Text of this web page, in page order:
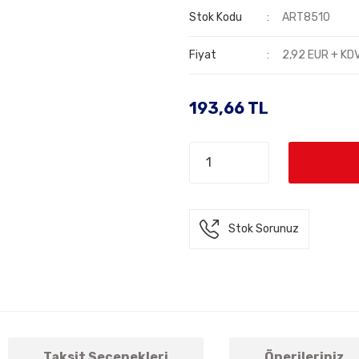
Stok Kodu ART8510
Fiyat 2,92 EUR +
193,66 TL
Stok Sorunuz